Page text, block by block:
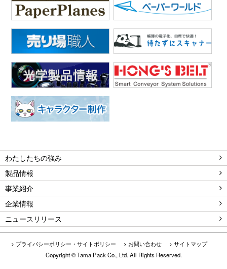
わたしたちの強み
製品情報
事業紹介
企業情報
ニュースリリース
プライバシーポリシー・サイトポリシー お問い合わせ
サイトマップ
Copyright © Tama Pack Co., Ltd. All Rights Reserved.